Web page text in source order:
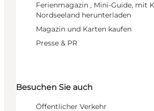
Ferienmagazin , Mini-Guide, mit
Nordseeland herunterladen
Magazin und Karten kaufen
Presse & PR
Besuchen Sie auch
Öffentlicher Verkehr